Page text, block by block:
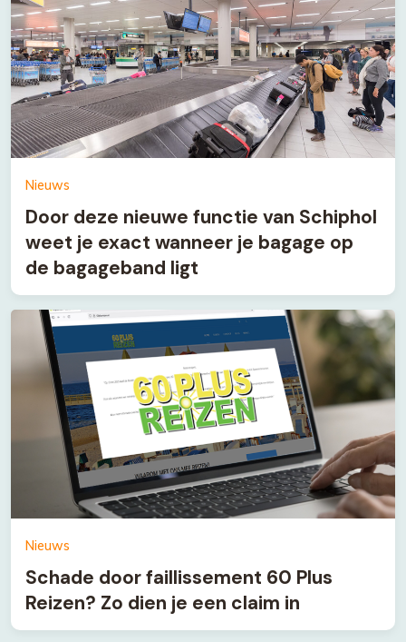
Nieuws
Door deze nieuwe functie van Schiphol
weet je exact wanneer je bagage op
de bagageband ligt
Nieuws
Schade door faillissement 60 Plus
Reizen? Zo dien je een claim in